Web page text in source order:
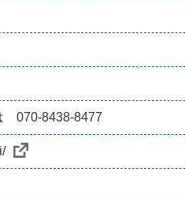
070-8438-8477